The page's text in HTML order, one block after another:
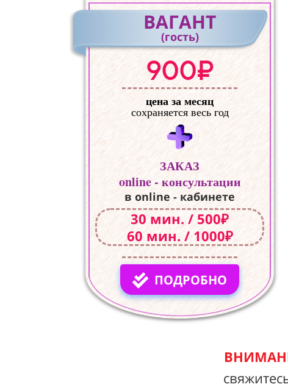
ВАГАНТ
(гость)
900₽
цена за месяц
сохраняется весь год
ЗАКАЗ
online - консультации
в online - кабинете
30 мин. / 500₽
60 мин. / 1000₽
ПОДРОБНО